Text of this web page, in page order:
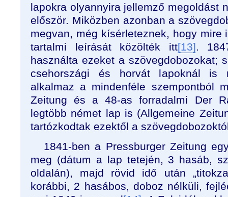
lapokra olyannyira jellemző megoldást
először. Miközben azonban a
megvan, még kísérleteznek, hogy mire
tartalmi leírását közölték itt[13].
használta ezeket a szövegdobozokat;
csehországi és horvát lapoknál is
alkalmaz a mindenféle szempontból
Zeitung és a 48-as forradalmi Der
legtöbb német lap is (Allgemeine
tartózkodtak ezektől a
1841-ben a Pressburger Zeitung
meg (dátum a lap tetején, 3 hasáb,
oldalán), majd rövid idő után
korábbi, 2 hasábos, doboz nélküli,